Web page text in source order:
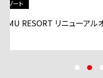
「BASEGATE横浜関内」